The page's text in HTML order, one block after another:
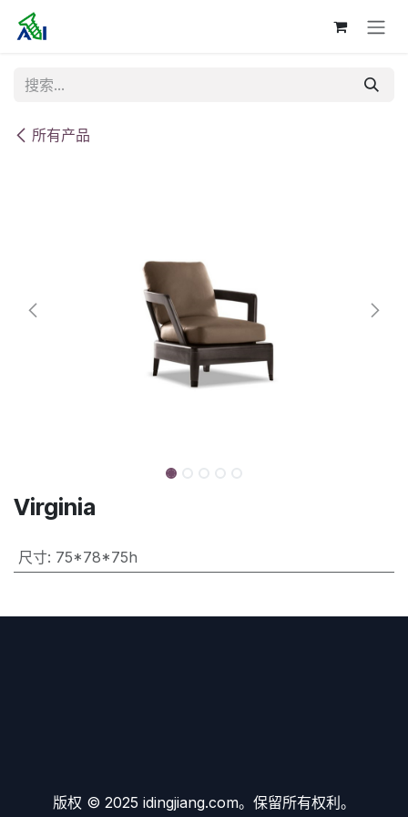
跳至内容
所有产品
Virginia
尺寸: 75*78*75h
版权 © 2025 idingjiang.com。保留所有权利。